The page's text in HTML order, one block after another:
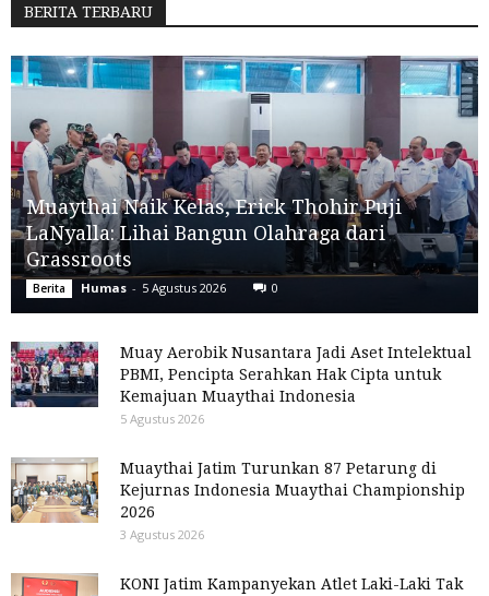
BERITA TERBARU
Muaythai Naik Kelas, Erick Thohir Puji
LaNyalla: Lihai Bangun Olahraga dari
Grassroots
Berita Humas - 5 Agustus 2026 0
Muay Aerobik Nusantara Jadi Aset Intelektual
PBMI, Pencipta Serahkan Hak Cipta untuk
Kemajuan Muaythai Indonesia
5 Agustus 2026
Muaythai Jatim Turunkan 87 Petarung di
Kejurnas Indonesia Muaythai Championship
2026
3 Agustus 2026
KONI Jatim Kampanyekan Atlet Laki-Laki Tak